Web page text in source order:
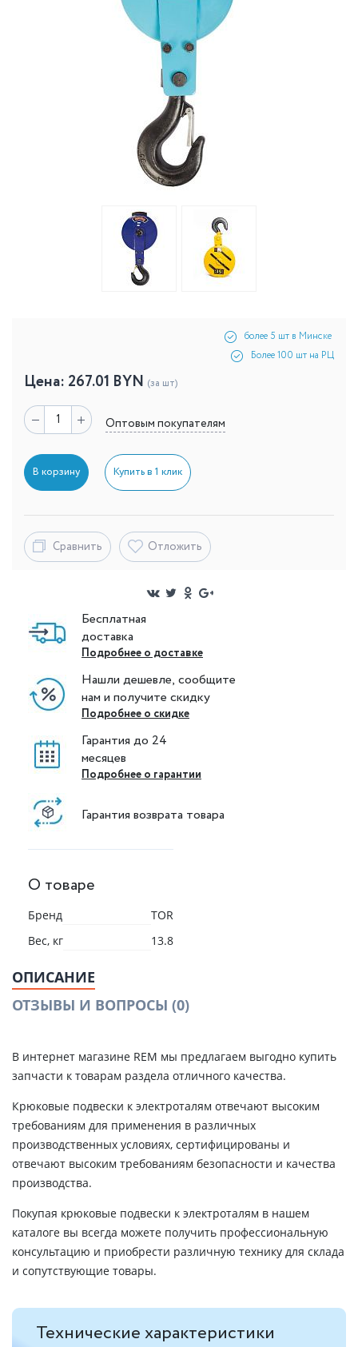
более 5 шт в Минске
Более 100 шт на РЦ
Цена: 267.01 BYN (за шт)
Оптовым покупателям
В корзину Купить в 1 клик
Сравнить Отложить
Бесплатная
доставка
Подробнее о доставке
Нашли дешевле, сообщите
нам и получите скидку
Подробнее о скидке
Гарантия до 24
месяцев
Подробнее о гарантии
Гарантия возврата товара
О товаре
Бренд
TOR
Вес, кг
13.8
ОПИСАНИЕ
ОТЗЫВЫ И ВОПРОСЫ (0)
В интернет магазине REM мы предлагаем выгодно купить
запчасти к товарам раздела отличного качества.
Крюковые подвески к электроталям отвечают высоким
требованиям для применения в различных
производственных условиях, сертифицированы и
отвечают высоким требованиям безопасности и качества
производства.
Покупая крюковые подвески к электроталям в нашем
каталоге вы всегда можете получить профессиональную
консультацию и приобрести различную технику для склада
и сопутствующие товары.
Технические характеристики